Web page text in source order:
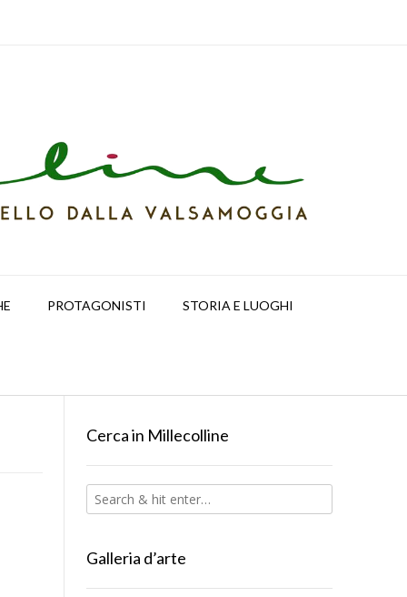
PROTAGONISTI STORIA E LUOGHI
Cerca in Millecolline
Galleria d’arte